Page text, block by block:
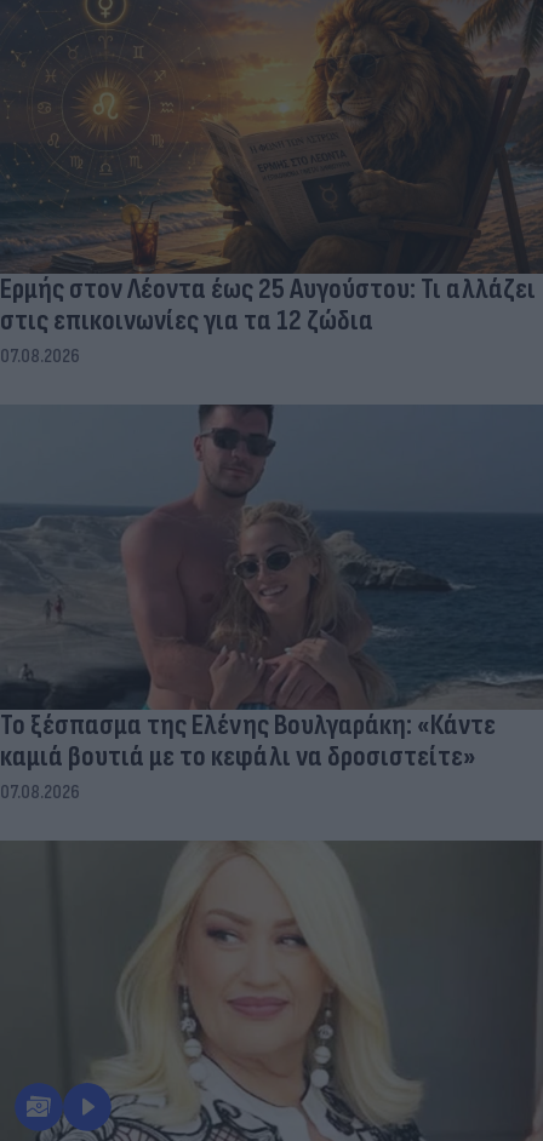
Ερμής στον Λέοντα έως 25 Αυγούστου: Τι αλλάζει
στις επικοινωνίες για τα 12 ζώδια
07.08.2026
Το ξέσπασμα της Ελένης Βουλγαράκη: «Κάντε
καμιά βουτιά με το κεφάλι να δροσιστείτε»
07.08.2026